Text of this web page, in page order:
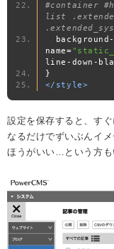
#container
list
  background
-
name=
line - down -
}
</style>
設定を保存すると、す
なるだけでずいぶんイ
ほうがいい…という方も